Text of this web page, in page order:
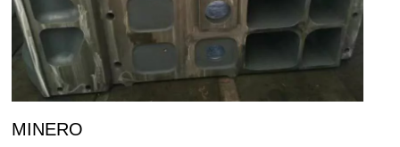
MINERO